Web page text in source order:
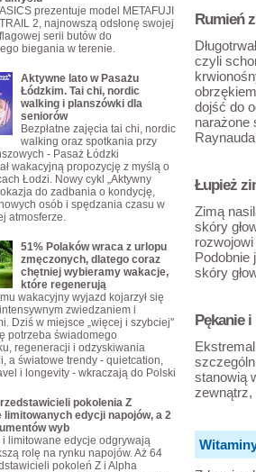
Rumień
czyli
dojść do
narażone
Łupież
Zimą
skóry
Podobnie
skóry
Pękanie
stanowią
zewnątrz,
ASICS prezentuje model METAFUJI
TRAIL 2, najnowszą odsłonę swojej
flagowej serii butów do
biegania w terenie.
Aktywne lato w Pasażu
Łódzkim. Tai chi, nordic
walking i planszówki dla
seniorów
Bezpłatne zajęcia tai chi, nordic
walking oraz spotkania przy
- Pasaż Łódzki
wakacyjną propozycję z myślą o
Łodzi. Nowy cykl „Aktywny
do zadbania o kondycję,
osób i spędzania czasu w
atmosferze.
51% Polaków wraca z urlopu
zmęczonych, dlatego coraz
chętniej wybieramy wakacje,
które regenerują
wakacyjny wyjazd kojarzył się
zwiedzaniem i
Dziś w miejsce „więcej i szybciej"
potrzeba świadomego
regeneracji i odzyskiwania
a światowe trendy - quietcation,
i longevity - wkraczają do Polski
pokolenia Z
limitowanych edycji napojów, a 2
wyb
i limitowane edycje odgrywają
rolę na rynku napojów. Aż 64
pokoleń Z i Alpha